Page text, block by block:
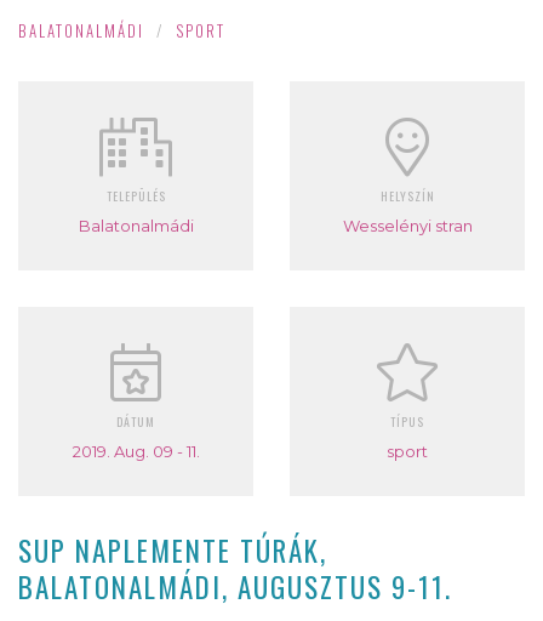
BALATONALMÁDI / SPORT
TELEPÜLÉS
Balatonalmádi
HELYSZÍN
Wesselényi stran
DÁTUM
2019. Aug. 09 - 11.
TÍPUS
sport
SUP NAPLEMENTE TÚRÁK,
BALATONALMÁDI, AUGUSZTUS 9-11.